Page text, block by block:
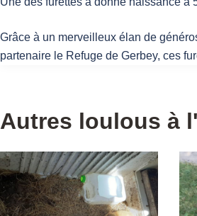
Grâce à un merveilleux élan de
partenaire le Refuge de Gerbey, ces
Autres loulous à